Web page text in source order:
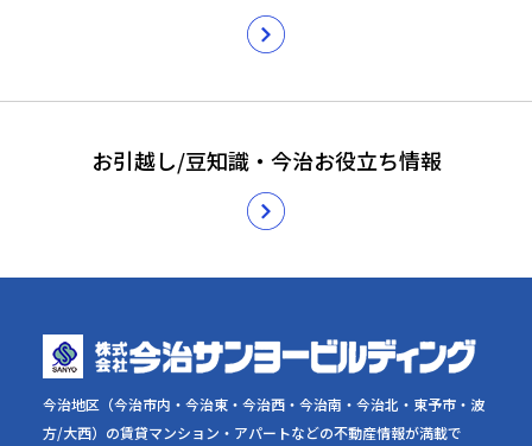
お引越し/豆知識・今治お役立ち情報
今治地区（今治市内・今治東・今治西・今治南・今治北・東予市・波
方/大西）の賃貸マンション・アパートなどの不動産情報が満載で